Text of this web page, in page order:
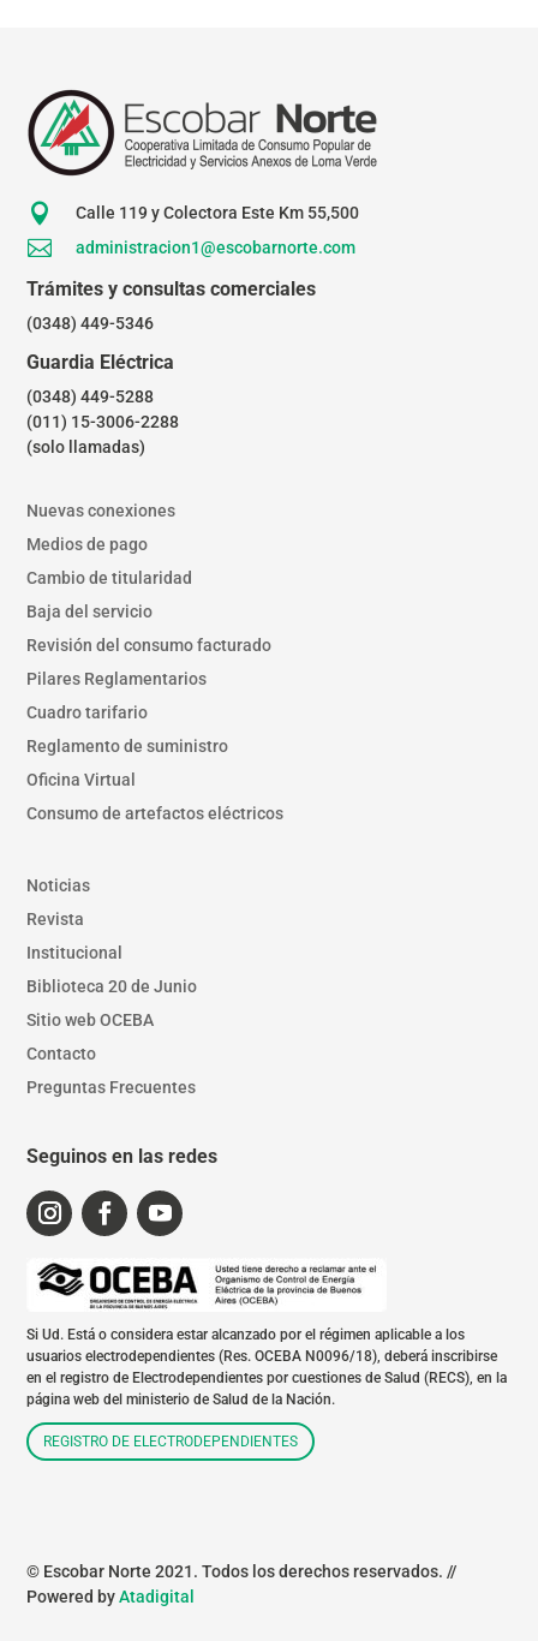
 Calle 119 y Colectora Este Km 55,500
 administracion1@escobarnorte.com
Trámites y consultas comerciales
(0348) 449-5346
Guardia Eléctrica
(0348) 449-5288
(011) 15-3006-2288
(solo llamadas)
Nuevas conexiones
Medios de pago
Cambio de titularidad
Baja del servicio
Revisión del consumo facturado
Pilares Reglamentarios
Cuadro tarifario
Reglamento de suministro
Oficina Virtual
Consumo de artefactos eléctricos
Noticias
Revista
Institucional
Biblioteca 20 de Junio
Sitio web OCEBA
Contacto
Preguntas Frecuentes
Seguinos en las redes
Si Ud. Está o considera estar alcanzado por el régimen aplicable a los
usuarios electrodependientes (Res. OCEBA N0096/18), deberá inscribirse
en el registro de Electrodependientes por cuestiones de Salud (RECS), en la
página web del ministerio de Salud de la Nación.
REGISTRO DE ELECTRODEPENDIENTES
© Escobar Norte 2021. Todos los derechos reservados. //
Powered byAtadigital